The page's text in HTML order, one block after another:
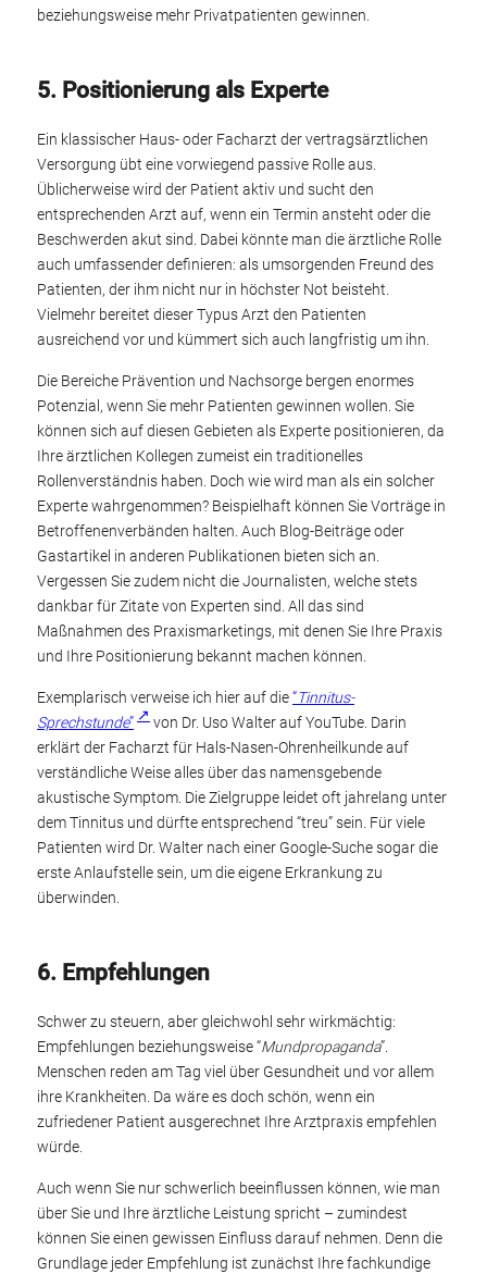
beziehungsweise mehr Privatpatienten gewinnen.
5. Positionierung als Experte
Ein klassischer Haus- oder Facharzt der vertragsärztlichen
Versorgung übt eine vorwiegend passive Rolle aus.
Üblicherweise wird der Patient aktiv und sucht den
entsprechenden Arzt auf, wenn ein Termin ansteht oder die
Beschwerden akut sind. Dabei könnte man die ärztliche Rolle
auch umfassender definieren: als umsorgenden Freund des
Patienten, der ihm nicht nur in höchster Not beisteht.
Vielmehr bereitet dieser Typus Arzt den Patienten
ausreichend vor und kümmert sich auch langfristig um ihn.
Die Bereiche Prävention und Nachsorge bergen enormes
Potenzial, wenn Sie mehr Patienten gewinnen wollen. Sie
können sich auf diesen Gebieten als Experte positionieren, da
Ihre ärztlichen Kollegen zumeist ein traditionelles
Rollenverständnis haben. Doch wie wird man als ein solcher
Experte wahrgenommen? Beispielhaft können Sie Vorträge in
Betroffenenverbänden halten. Auch Blog-Beiträge oder
Gastartikel in anderen Publikationen bieten sich an.
Vergessen Sie zudem nicht die Journalisten, welche stets
dankbar für Zitate von Experten sind. All das sind
Maßnahmen des Praxismarketings, mit denen Sie Ihre Praxis
und Ihre Positionierung bekannt machen können.
Exemplarisch verweise ich hier auf die“Tinnitus-
Sprechstunde”
von Dr. Uso Walter auf YouTube. Darin
erklärt der Facharzt für Hals-Nasen-Ohrenheilkunde auf
verständliche Weise alles über das namensgebende
akustische Symptom. Die Zielgruppe leidet oft jahrelang unter
dem Tinnitus und dürfte entsprechend “treu” sein. Für viele
Patienten wird Dr. Walter nach einer Google-Suche sogar die
erste Anlaufstelle sein, um die eigene Erkrankung zu
überwinden.
6. Empfehlungen
Schwer zu steuern, aber gleichwohl sehr wirkmächtig:
Empfehlungen beziehungsweise “Mundpropaganda”.
Menschen reden am Tag viel über Gesundheit und vor allem
ihre Krankheiten. Da wäre es doch schön, wenn ein
zufriedener Patient ausgerechnet Ihre Arztpraxis empfehlen
würde.
Auch wenn Sie nur schwerlich beeinflussen können, wie man
über Sie und Ihre ärztliche Leistung spricht – zumindest
können Sie einen gewissen Einfluss darauf nehmen. Denn die
Grundlage jeder Empfehlung ist zunächst Ihre fachkundige